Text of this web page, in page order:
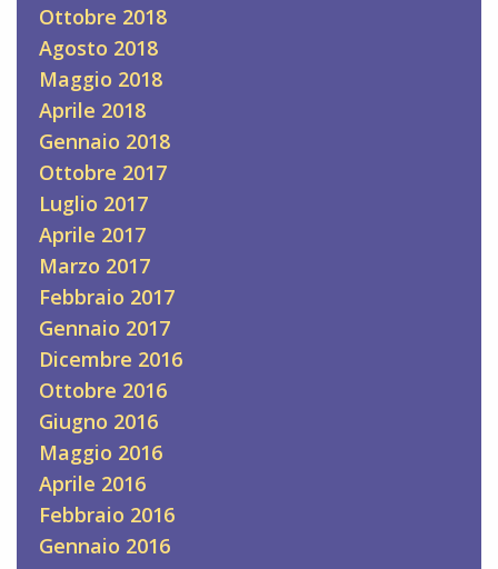
Ottobre 2018
Agosto 2018
Maggio 2018
Aprile 2018
Gennaio 2018
Ottobre 2017
Luglio 2017
Aprile 2017
Marzo 2017
Febbraio 2017
Gennaio 2017
Dicembre 2016
Ottobre 2016
Giugno 2016
Maggio 2016
Aprile 2016
Febbraio 2016
Gennaio 2016